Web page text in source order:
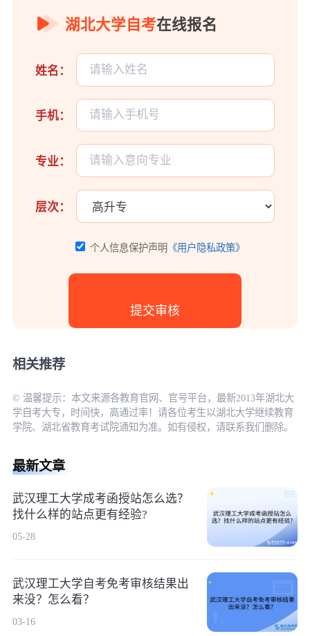
湖北大学自考在线报名
姓名：
手机：
专业：
层次：
个人信息保护声明 《用户隐私政策》
相关推荐
© 温馨提示：本文来源各教育官网、官号平台，最新2013年湖北大
学自考大专，时间快，高通过率！请各位考生以湖北大学继续教育
学院、湖北省教育考试院通知为准。如有侵权，请联系我们删除。
最新文章
武汉理工大学成考函授站怎么选？
找什么样的站点更有经验?
05-28
武汉理工大学自考免考审核结果出
来没？怎么看？
03-16